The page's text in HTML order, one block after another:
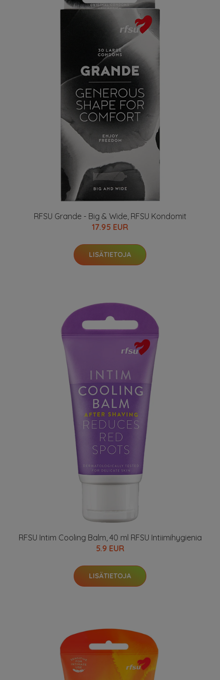
RFSU Grande - Big & Wide, RFSU Kondomit
17.95 EUR
LISÄTIETOJA
RFSU Intim Cooling Balm, 40 ml RFSU Intiimihygienia
5.9 EUR
LISÄTIETOJA